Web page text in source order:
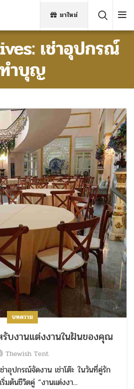
มาใหม่
เช่าอุปกรณ์
ทำบุญ
บทความ
รับงานแต่งงานในฝันของคุณ
Thewish Tent
อุปกรณ์จัดงาน เช่าโต๊ะ ในวันที่คู่รัก
มต้นชีวิตคู่ “งานแต่งงา...